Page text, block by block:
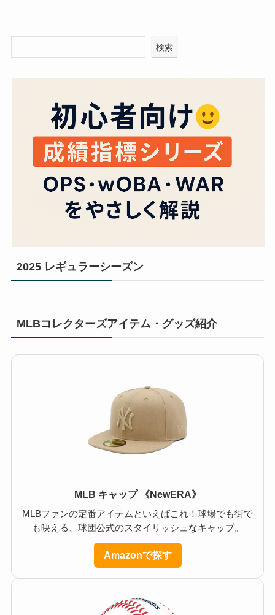
検索
2025 レギュラーシーズン
MLBコレクターズアイテム・グッズ紹介
MLB キャップ 《NewERA》
MLBファンの定番アイテムといえばこれ！球場でも街で
も映える、球団公式のスタイリッシュなキャップ。
Amazonで探す